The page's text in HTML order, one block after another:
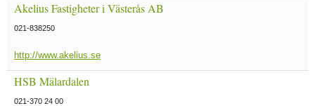
Akelius Fastigheter i Västerås AB
021-838250
http://www.akelius.se
HSB Mälardalen
021-370 24 00